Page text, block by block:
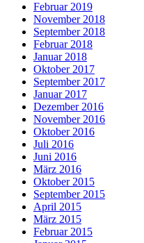
Februar 2019
November 2018
September 2018
Februar 2018
Januar 2018
Oktober 2017
September 2017
Januar 2017
Dezember 2016
November 2016
Oktober 2016
Juli 2016
Juni 2016
März 2016
Oktober 2015
September 2015
April 2015
März 2015
Februar 2015